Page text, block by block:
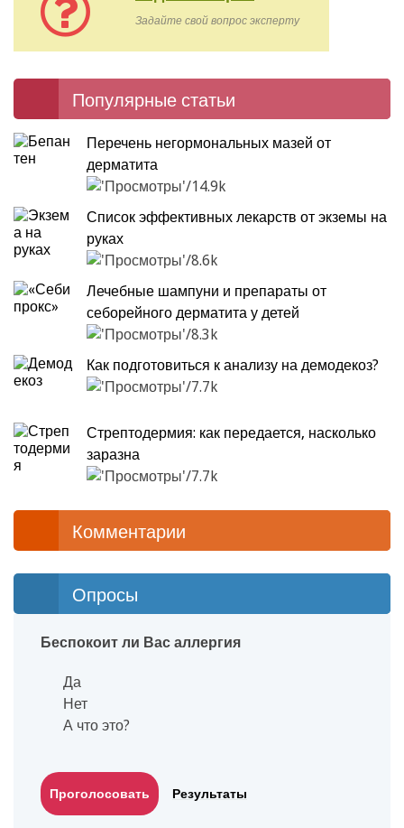
Задайте свой вопрос эксперту
Популярные статьи
Перечень негормональных мазей от
дерматита
14.9k
Список эффективных лекарств от экземы на
руках
8.6k
Лечебные шампуни и препараты от
себорейного дерматита у детей
8.3k
Как подготовиться к анализу на демодекоз?
7.7k
Стрептодермия: как передается, насколько
заразна
7.7k
Комментарии
Опросы
Беспокоит ли Вас аллергия
Да
Нет
А что это?
Результаты